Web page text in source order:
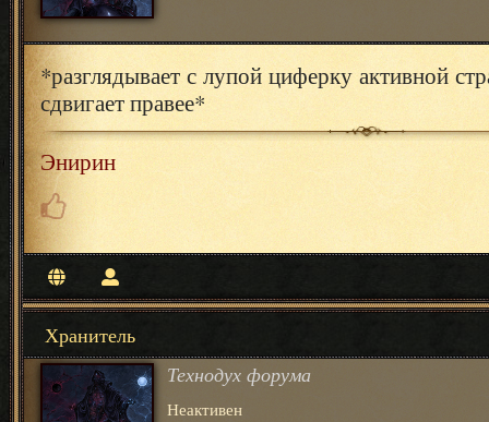
*разглядывает с лупой циферку активной
сдвигает правее*
Энирин
Хранитель
Технодух форума
Неактивен